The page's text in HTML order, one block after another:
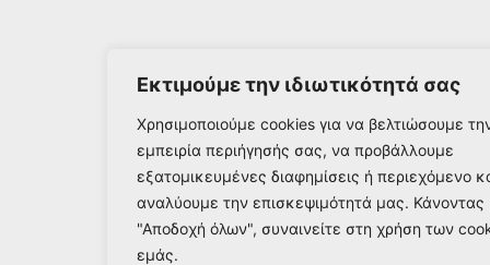
Εκτιμούμε την ιδιωτικότητά σας
Χρησιμοποιούμε cookies για να βελτιώσουμε
εμπειρία περιήγησής σας, να προβάλλουμε
εξατομικευμένες διαφημίσεις ή περιεχόμενο
αναλύουμε την επισκεψιμότητά μας. Κάνοντας
"Αποδοχή όλων", συναινείτε στη χρήση των
εμάς.